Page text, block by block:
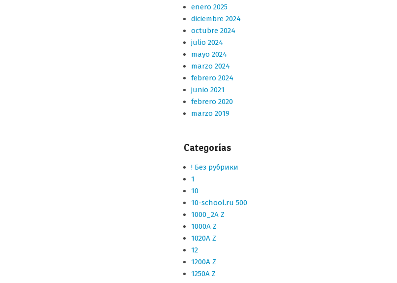
enero 2025
diciembre 2024
octubre 2024
julio 2024
mayo 2024
marzo 2024
febrero 2024
junio 2021
febrero 2020
marzo 2019
Categorías
! Без рубрики
1
10
10-school.ru 500
1000_2A Z
1000A Z
1020A Z
12
1200A Z
1250A Z